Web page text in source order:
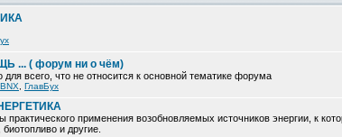
... ( форум ни о чём)
для всего, что не относится к основной тематике форума
BNX ГлавБух
применения возобновляемых источников энергии, к
и другие.